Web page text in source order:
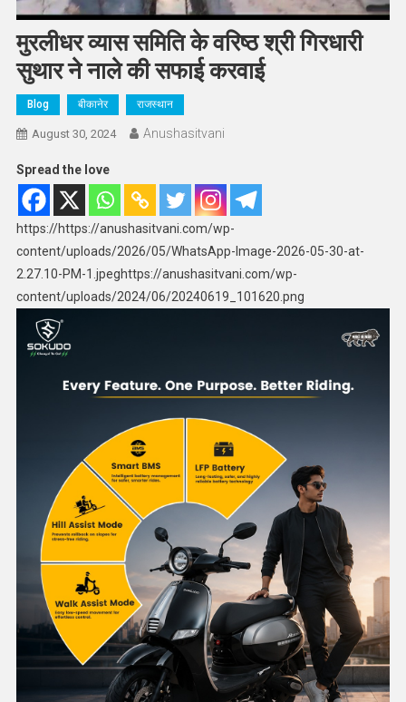
मुरलीधर व्यास समिति के वरिष्ठ श्री गिरधारी
सुथार ने नाले की सफाई करवाई
Blog बीकानेर राजस्थान
August 30, 2024 Anushasitvani
Spread the love
https://https://anushasitvani.com/wp-
content/uploads/2026/05/WhatsApp-Image-2026-05-30-at-
2.27.10-PM-1.jpeghttps://anushasitvani.com/wp-
content/uploads/2024/06/20240619_101620.png